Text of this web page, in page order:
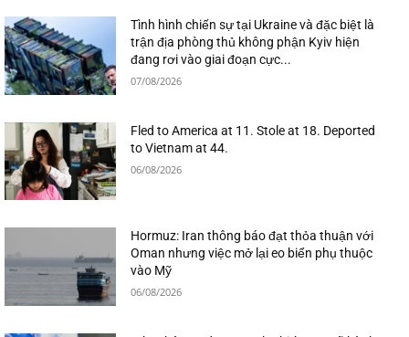
Tình hình chiến sự tại Ukraine và đặc biệt là
trận địa phòng thủ không phận Kyiv hiện
đang rơi vào giai đoạn cực...
07/08/2026
Fled to America at 11. Stole at 18. Deported
to Vietnam at 44.
06/08/2026
Hormuz: Iran thông báo đạt thỏa thuận với
Oman nhưng việc mở lại eo biển phụ thuộc
vào Mỹ
06/08/2026